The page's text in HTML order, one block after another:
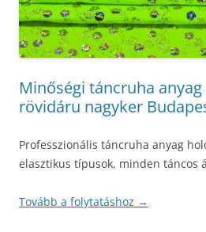
Minőségi táncruha anyag
rövidáru nagyker
Professzionális táncruha anyag
elasztikus típusok, minden táncos
Tovább a folytatáshoz →